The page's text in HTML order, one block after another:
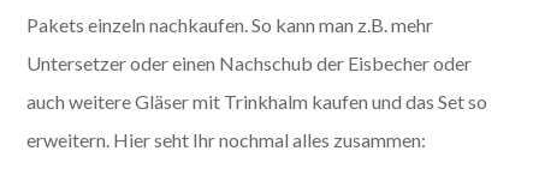
Pakets einzeln nachkaufen. So kann man z.B. mehr
Untersetzer oder einen Nachschub der Eisbecher oder
auch weitere Gläser mit Trinkhalm kaufen und das Set so
erweitern. Hier seht Ihr nochmal alles zusammen: